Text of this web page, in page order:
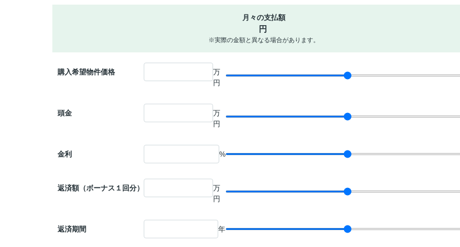
月々の支払額
円
※実際の金額と異なる場合があります。
購入希望物件価格
万
円
頭金
万
円
金利 %
返済額（ボーナス１回分）
万
円
返済期間 年